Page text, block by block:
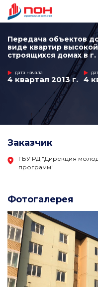
+7
Передача объектов
виде квартир
строящихся домах в
дата начала
4 квартал 2013 г. 4
Заказчик
ГБУ РД "Дирекция
программ"
Фотогалерея